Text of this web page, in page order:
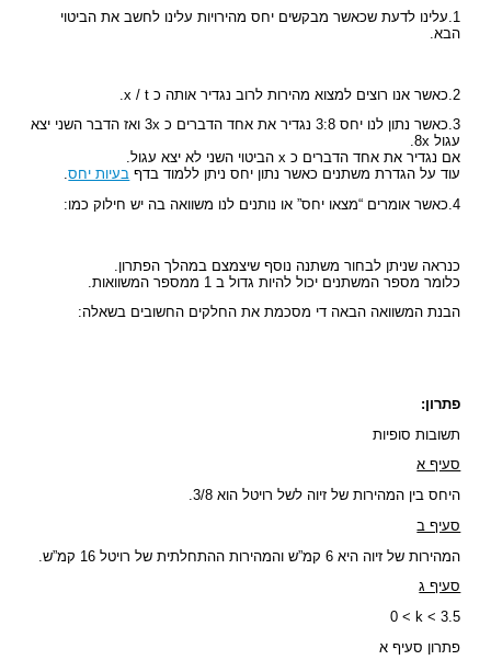
1.עלינו לדעת שכאשר מבקשים יחס מהירויות עלינו לחשב את הביטוי
הבא.
2.כאשר אנו רוצים למצוא מהירות לרוב נגדיר אותה כ x / t.
3.כאשר נתון לנו יחס 3:8 נגדיר את אחד הדברים כ 3x ואז הדבר השני יצא
עגול 8x.
אם נגדיר את אחד הדברים כ x הביטוי השני לא יצא עגול.
עוד על הגדרת משתנים כאשר נתון יחס ניתן ללמוד בדף בעיות יחס.
4.כאשר אומרים “מצאו יחס” או נותנים לנו משוואה בה יש חילוק כמו:
כנראה שניתן לבחור משתנה נוסף שיצמצם במהלך הפתרון.
כלומר מספר המשתנים יכול להיות גדול ב 1 ממספר המשוואות.
הבנת המשוואה הבאה די מסכמת את החלקים החשובים בשאלה:
פתרון:
תשובות סופיות
סעיף א
היחס בין המהירות של זיוה לשל רויטל הוא 3/8.
סעיף ב
המהירות של זיוה היא 6 קמ”ש והמהירות ההתחלתית של רויטל 16 קמ”ש.
סעיף ג
0 < k < 3.5
פתרון סעיף א